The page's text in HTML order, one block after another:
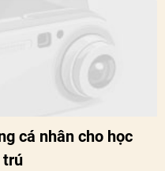
cá nhân cho học
trú